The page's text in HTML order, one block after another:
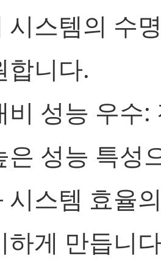
시스템의 수
합니다.
비 성능 우수:
은 성능 특성
시스템 효율
하게 만듭니